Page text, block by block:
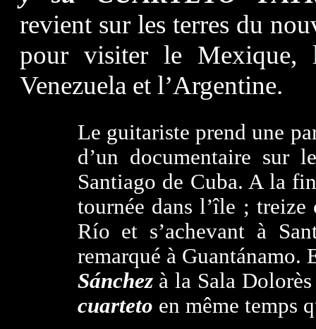
revient sur les terres du
pour visiter le
Venezuela et l’Argentine.
Le guitariste prend une
d’un documentaire sur
Santiago de Cuba. A la
tournée dans l’île ; treize
Río et s’achevant à
remarqué à Guantánamo.
Sánchezà la Sala
cuarteto en même temps